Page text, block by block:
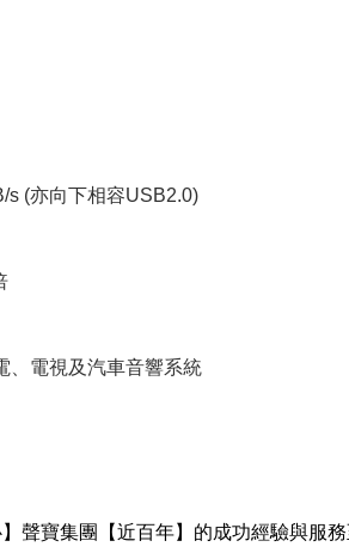
s (亦向下相容USB2.0)
、電視及汽車音響系統
】聲寶集團【近百年】的成功經驗與服